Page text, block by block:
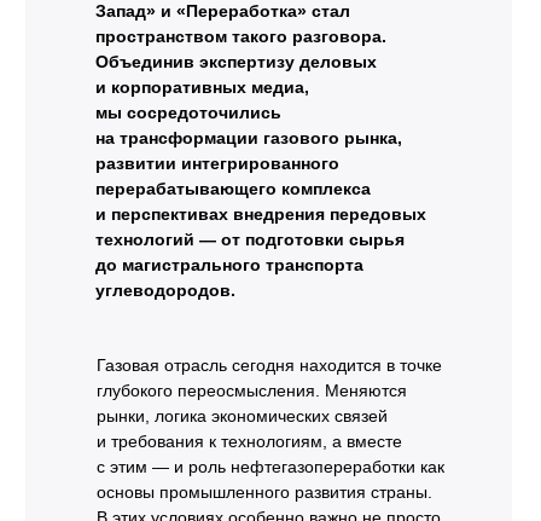
Запад» и «Переработка» стал
пространством такого разговора.
Объединив экспертизу деловых
и корпоративных медиа,
мы сосредоточились
на трансформации газового рынка,
развитии интегрированного
перерабатывающего комплекса
и перспективах внедрения передовых
технологий — от подготовки сырья
до магистрального транспорта
углеводородов.
Газовая отрасль сегодня находится в точке
глубокого переосмысления. Меняются
рынки, логика экономических связей
и требования к технологиям, а вместе
с этим — и роль нефтегазопереработки как
основы промышленного развития страны.